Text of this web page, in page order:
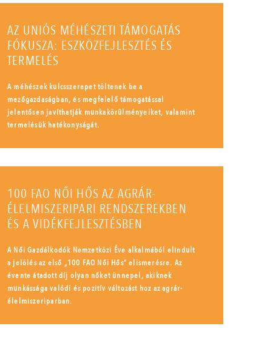
AZ UNIÓS MÉHÉSZETI TÁMOGATÁS
FÓKUSZA: ESZKÖZFEJLESZTÉS ÉS
TERMELÉS
A méhészek kulcsszerepet töltenek be a
mezőgazdaságban, és megfelelő támogatással
jelentősen javíthatják munkakörülményeiket, valamint
termelésük hatékonyságát.
100 FAO NŐI HŐS AZ AGRÁR-
ÉLELMISZERIPARI RENDSZEREKBEN
ÉS A VIDÉKFEJLESZTÉSBEN
A Női Gazdálkodók Nemzetközi Éve alkalmából elindult
a jelölés az első „100 FAO Női Hős” elismerésre. Az
évente átadott díj olyan nőket ünnepel, akiknek
munkássága valódi és pozitív változást hoz az agrár-
élelmiszeriparban.